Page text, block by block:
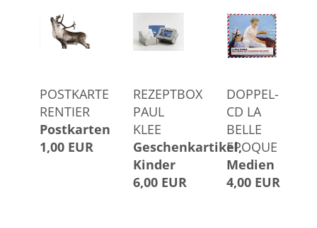
POSTKARTE
RENTIER
Postkarten
1,00 EUR
REZEPTBOX
PAUL
KLEE
Geschenkartikel
Kinder
6,00 EUR
DOPPEL-
CD LA
BELLE
EPOQUE
Medien
4,00 EUR